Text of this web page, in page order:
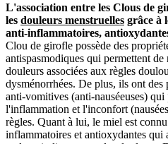
L'association entre les Clous de
les douleurs menstruelles grâce à
anti-inflammatoires,
Clou de girofle possède des
antispasmodiques qui permettent de
douleurs associées aux règles
dysménorrhées. De plus, ils ont
anti-vomitives (anti-nauséeuses)
l'inflammation et l'inconfort
règles. Quant à lui, le miel est
inflammatoires et antioxydantes